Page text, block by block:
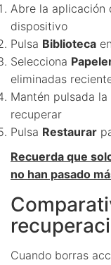
Abre la aplicación
dispositivo
Pulsa Biblioteca
Selecciona
eliminadas
Mantén pulsada
recuperar
Pulsa Restaurar
Recuerda que
no han pasado
Cuando borras